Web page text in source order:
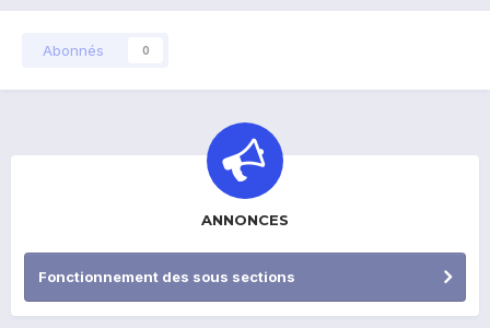
Abonnés 0
ANNONCES
Fonctionnement des sous sections